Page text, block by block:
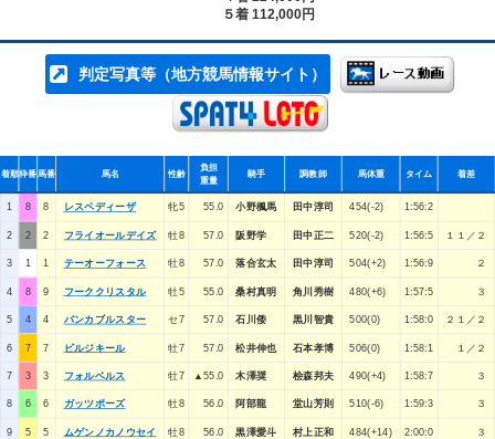
５着 112,000円
判定写真等（地方競馬情報サイト）
着順枠番馬番 馬名 性齢
負担
重量
騎手 調教師 馬体重 タイム 着差
1 8 8 レスペディーザ 牝5 55.0 小野楓馬 田中淳司 454(-2) 1:56:2
2 2 2 フライオールデイズ 牡8 57.0 阪野学 田中正二 520(-2) 1:56:5 １１／２
3 1 1 テーオーフォース 牡8 57.0 落合玄太 田中淳司 504(+2) 1:56:9 ２
4 8 9 フーククリスタル 牡5 55.0 桑村真明 角川秀樹 480(+6) 1:57:5 ３
5 4 4 バンカブルスター セ7 57.0 石川倭 黒川智貴 500(0) 1:58:0 ２１／２
6 7 7 ビルジキール 牡7 57.0 松井伸也 石本孝博 506(0) 1:58:1 １／２
7 3 3 フォルベルス 牡7 ▲55.0 木澤奨 桧森邦夫 490(+4) 1:58:7 ３
8 6 6 ガッツポーズ 牡8 56.0 阿部龍 堂山芳則 510(-6) 1:59:3 ３
9 5 5 ムゲンノカノウセイ 牡8 56.0 黒澤愛斗 村上正和 484(+14) 2:00:0 ３